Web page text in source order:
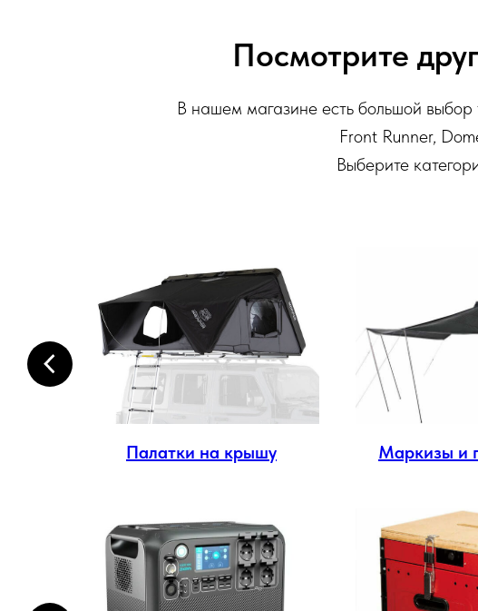
Посмотрите
В нашем магазине есть большой выбор
Front Runner,
Выберите
Палатки на крышу Маркизы и